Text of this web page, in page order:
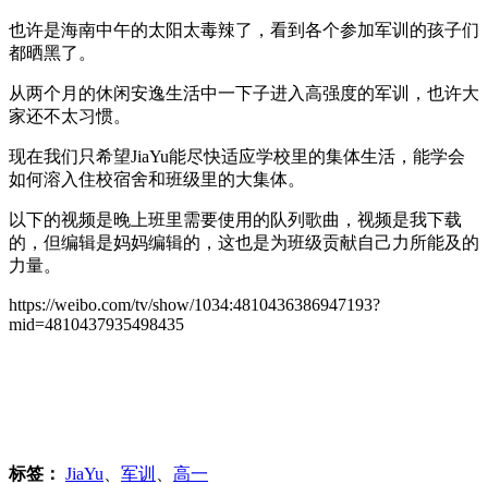
也许是海南中午的太阳太毒辣了，看到各个参加军训的孩子们
都晒黑了。
从两个月的休闲安逸生活中一下子进入高强度的军训，也许大
家还不太习惯。
现在我们只希望JiaYu能尽快适应学校里的集体生活，能学会
如何溶入住校宿舍和班级里的大集体。
以下的视频是晚上班里需要使用的队列歌曲，视频是我下载
的，但编辑是妈妈编辑的，这也是为班级贡献自己力所能及的
力量。
https://weibo.com/tv/show/1034:4810436386947193?
mid=4810437935498435
标签： JiaYu 军训
高一